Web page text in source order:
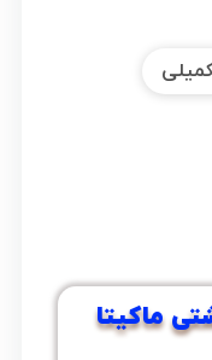
ماکیتا